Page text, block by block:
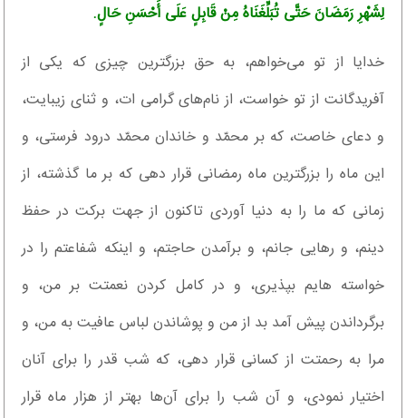
لِشَهْرِ رَمَضَانَ حَتَّى تُبَلِّغَنَاهُ مِنْ قَابِلٍ عَلَى أَحْسَنِ حَالٍ.
خدایا از تو می‌خواهم، به حق بزرگترین چیزى که یکى از
آفریدگانت از تو خواست، از نام‌های گرامى ات، و ثناى زیبایت،
و دعاى خاصت، که بر محمّد و خاندان محمّد درود فرستى، و
این ماه را بزرگترین ماه رمضانى قرار دهى که بر ما گذشته، از
زمانى که ما را به دنیا آوردى تاکنون از جهت برکت در حفظ
دینم، و ر‌هایی جانم، و برآمدن حاجتم، و اینکه شفاعتم را در
خواسته هایم بپذیرى، و در کامل کردن نعمتت بر من، و
برگرداندن پیش آمد بد از من و پوشاندن لباس عافیت به من، و
مرا به رحمتت از کسانى قرار دهى، که شب قدر را براى آنان
اختیار نمودى، و آن شب را براى آن‌ها بهتر از هزار ماه قرار